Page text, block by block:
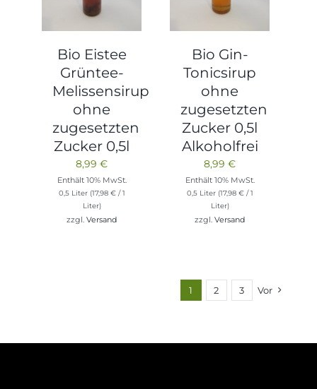
Bio Eistee
Grüntee-
Melissensirup
ohne
zugesetzten
Zucker 0,5l
8,99€
Enthält 10% MwSt.
0,5 Liter (17,98 €/ 1
Liter)
zzgl.Versand
Bio Gin-
Tonicsirup
ohne
zugesetzten
Zucker 0,5l
Alkoholfrei
8,99€
Enthält 10% MwSt.
0,5 Liter (17,98 €/ 1
Liter)
zzgl.Versand
1 2 3 Vor